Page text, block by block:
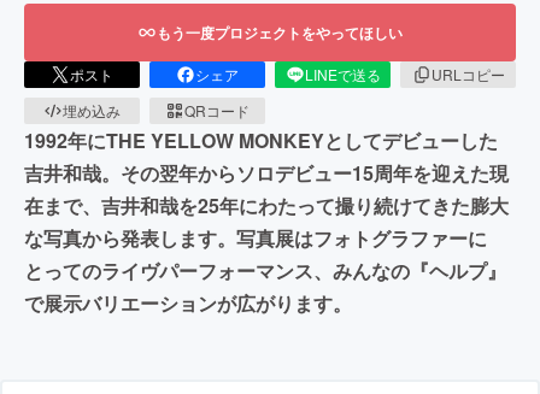
もう一度プロジェクトをやってほしい
ポスト シェア LINEで送る
URLコピー
埋め込み
QRコード
1992年にTHE YELLOW MONKEYとしてデビューした
吉井和哉。その翌年からソロデビュー15周年を迎えた現
在まで、吉井和哉を25年にわたって撮り続けてきた膨大
な写真から発表します。写真展はフォトグラファーに
とってのライヴパーフォーマンス、みんなの『ヘルプ』
で展示バリエーションが広がります。